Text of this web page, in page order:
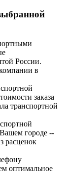
России.
в
заказа
транспортной
городе --
расценок
оптимальное